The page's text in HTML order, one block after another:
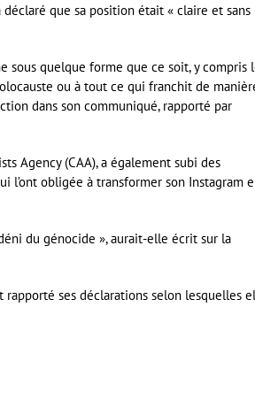
que sa position était « claire et sans
sous quelque forme que ce soit, y compris
ou à tout ce qui franchit de
dans son communiqué, rapporté par
Agency (CAA), a également subi des
l’ont obligée à transformer son Instagram
du génocide », aurait-elle écrit sur la
rapporté ses déclarations selon lesquelles